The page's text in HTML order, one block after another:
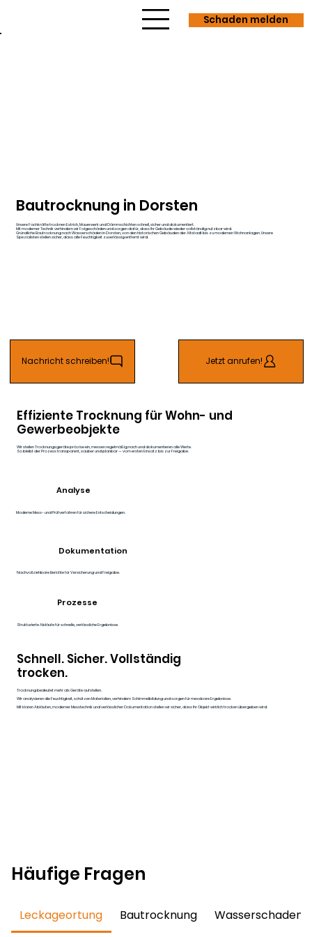
Schaden melden
Bautrocknung in Dorsten
Unsere Fachkräfte trocknen Estrich, Mauerwerk und Dämmschichten schnell, sicher und dokumentiert.
Mit moderner Technik verhindern wir Folgeschäden und sorgen dafür, dass Ihr Gebäude wieder vollständig nutzbar wird.
Gründliche Bautrocknung nach Wasserschäden in Dorsten, von den historischen Gebäuden der Altstadt bis zu modernen Wohnanlagen. Unsere
Spezialisten stellen sicher, dass alle Feuchtigkeit zuverlässig entfernt wird.
Jetzt anrufen!
Nachricht schreiben!
Effiziente Trocknung für Wohn- und
Gewerbeobjekte
Wir stellen Trocknungsgeräte präzise ein, messen regelmäßig nach und dokumentieren alle Werte.
So bleibt der Prozess transparent, sauber und planbar — vom ersten Einsatz bis zur Freigabe.
Analyse
Moderne Mess- und Prüfverfahren für sichere Entscheidungen.
Dokumentation
Nachvollziehbare Berichte für Versicherung und Freigabe.
Prozesse
Strukturierte Abläufe für schnelle, verlässliche Ergebnisse.
Schnell. Sicher. Vollständig
trocken.
Trocknung bedeutet mehr als Geräte aufstellen.
Wir analysieren die Feuchtigkeit, schützen Materialien, verhindern Schimmelbildung und sorgen für messbare Ergebnisse.
Mit klaren Abläufen, moderner Messtechnik und verlässlicher Dokumentation stellen wir sicher, dass Ihr Objekt wirklich trocken übergeben wird.
Häufige Fragen
Leckageortung Bautrocknung